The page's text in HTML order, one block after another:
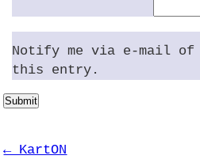
Notify me via e-mail of
this entry.
Submit
← KartON